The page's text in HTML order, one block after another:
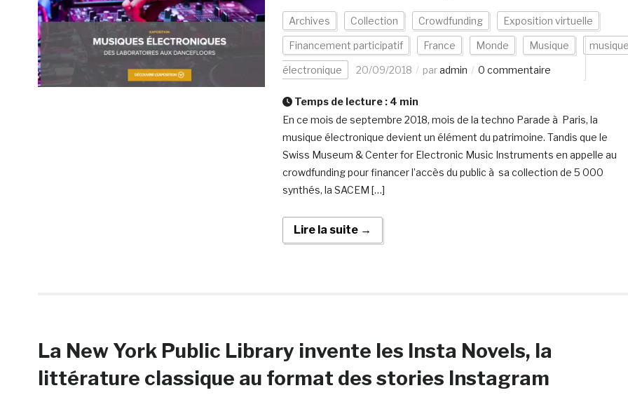
Archives Collection Crowdfunding Exposition virtuelle
Financement participatif France Monde Musique
électronique 20/09/2018 paradmin 0 commentaire
Temps de lecture : 4 min
En ce mois de septembre 2018, mois de la techno Parade à Paris, la
musique électronique devient un élément du patrimoine. Tandis que le
Swiss Museum & Center for Electronic Music Instruments en appelle au
crowdfunding pour financer l’accès du public à sa collection de 5 000
synthés, la SACEM […]
Lire la suite →
La New York Public Library invente les Insta Novels, la
littérature classique au format des stories Instagram